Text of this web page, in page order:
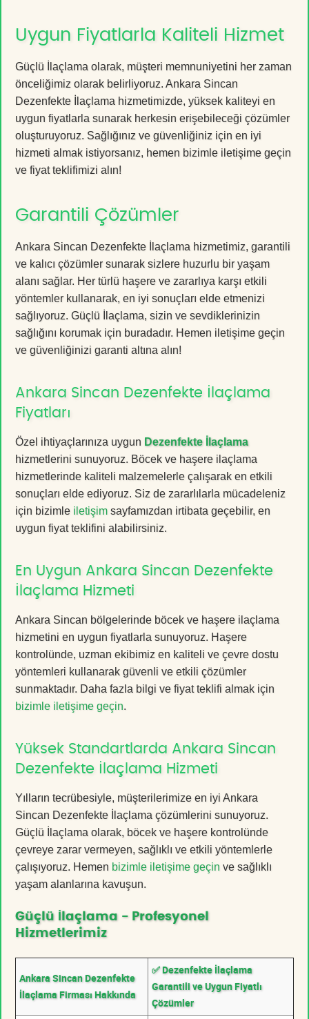
Uygun Fiyatlarla Kaliteli Hizmet
Güçlü İlaçlama olarak, müşteri memnuniyetini her zaman
önceliğimiz olarak belirliyoruz. Ankara Sincan
Dezenfekte İlaçlama hizmetimizde, yüksek kaliteyi en
uygun fiyatlarla sunarak herkesin erişebileceği çözümler
oluşturuyoruz. Sağlığınız ve güvenliğiniz için en iyi
hizmeti almak istiyorsanız, hemen bizimle iletişime geçin
ve fiyat teklifimizi alın!
Garantili Çözümler
Ankara Sincan Dezenfekte İlaçlama hizmetimiz, garantili
ve kalıcı çözümler sunarak sizlere huzurlu bir yaşam
alanı sağlar. Her türlü haşere ve zararlıya karşı etkili
yöntemler kullanarak, en iyi sonuçları elde etmenizi
sağlıyoruz. Güçlü İlaçlama, sizin ve sevdiklerinizin
sağlığını korumak için buradadır. Hemen iletişime geçin
ve güvenliğinizi garanti altına alın!
Ankara Sincan Dezenfekte İlaçlama
Fiyatları
Özel ihtiyaçlarınıza uygun Dezenfekte İlaçlama
hizmetlerini sunuyoruz. Böcek ve haşere ilaçlama
hizmetlerinde kaliteli malzemelerle çalışarak en etkili
sonuçları elde ediyoruz. Siz de zararlılarla mücadeleniz
için bizimle iletişim sayfamızdan irtibata geçebilir, en
uygun fiyat teklifini alabilirsiniz.
En Uygun Ankara Sincan Dezenfekte
İlaçlama Hizmeti
Ankara Sincan bölgelerinde böcek ve haşere ilaçlama
hizmetini en uygun fiyatlarla sunuyoruz. Haşere
kontrolünde, uzman ekibimiz en kaliteli ve çevre dostu
yöntemleri kullanarak güvenli ve etkili çözümler
sunmaktadır. Daha fazla bilgi ve fiyat teklifi almak için
bizimle iletişime geçin.
Yüksek Standartlarda Ankara Sincan
Dezenfekte İlaçlama Hizmeti
Yılların tecrübesiyle, müşterilerimize en iyi Ankara
Sincan Dezenfekte İlaçlama çözümlerini sunuyoruz.
Güçlü İlaçlama olarak, böcek ve haşere kontrolünde
çevreye zarar vermeyen, sağlıklı ve etkili yöntemlerle
çalışıyoruz. Hemen bizimle iletişime geçin ve sağlıklı
yaşam alanlarına kavuşun.
Güçlü İlaçlama - Profesyonel
Hizmetlerimiz
Ankara Sincan Dezenfekte
İlaçlama Firması Hakkında
✅ Dezenfekte İlaçlama
Garantili ve Uygun Fiyatlı
Çözümler